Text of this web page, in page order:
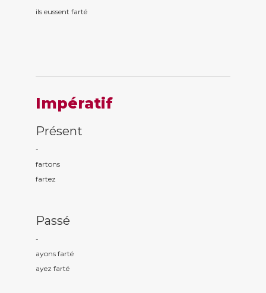
ils eussent farté
Impératif
Présent
-
fartons
fartez
Passé
-
ayons farté
ayez farté